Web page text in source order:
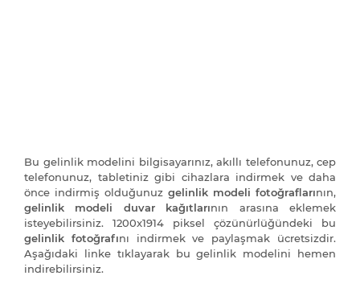
Bu gelinlik modelini bilgisayarınız, akıllı telefonunuz, cep
telefonunuz, tabletiniz gibi cihazlara indirmek ve daha
önce indirmiş olduğunuz gelinlik modeli fotoğraflarının,
gelinlik modeli duvar kağıtlarının arasına eklemek
isteyebilirsiniz. 1200x1914 piksel çözünürlüğündeki bu
gelinlik fotoğrafını indirmek ve paylaşmak ücretsizdir.
Aşağıdaki linke tıklayarak bu gelinlik modelini hemen
indirebilirsiniz.